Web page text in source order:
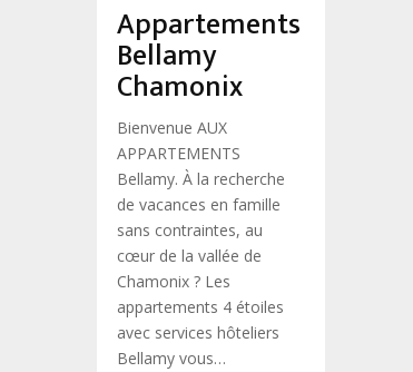
Appartements
Bellamy
Chamonix
Bienvenue AUX
APPARTEMENTS
Bellamy. À la recherche
de vacances en famille
sans contraintes, au
cœur de la vallée de
Chamonix ? Les
appartements 4 étoiles
avec services hôteliers
Bellamy vous…